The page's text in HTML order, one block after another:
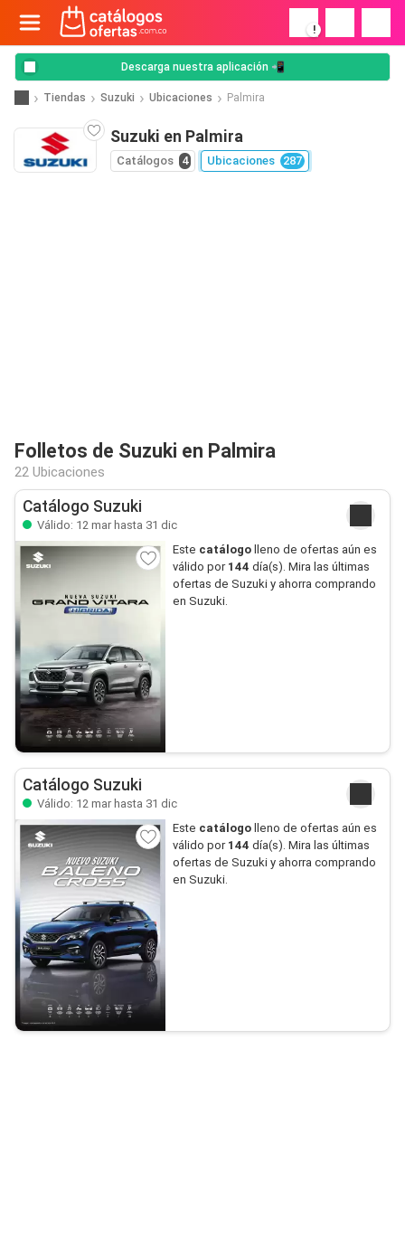
!
Descarga nuestra aplicación 📲
Tiendas Suzuki Ubicaciones Palmira
Suzuki en Palmira
Catálogos 4 Ubicaciones 287
Folletos de Suzuki en Palmira
22 Ubicaciones
Catálogo Suzuki
Válido: 12 mar hasta 31 dic
Este catálogolleno de ofertas aún es
válido por 144 día(s). Mira las últimas
ofertas de Suzuki y ahorra comprando
en Suzuki.
Catálogo Suzuki
Válido: 12 mar hasta 31 dic
Este catálogolleno de ofertas aún es
válido por 144 día(s). Mira las últimas
ofertas de Suzuki y ahorra comprando
en Suzuki.